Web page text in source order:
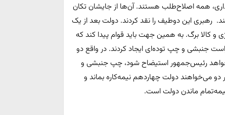
همه اصلاح‌طلب هستند. آن‌ها از جایشان تکان
رهبری این دوطیف را نقد کردند. دولت بعد از یک
کالا برگ. به همین جهت باید قوام پیدا کند که
جنبشی و چپ توده‌ای ایجاد کردند. در واقع دو
رئیس‌جمهور استیضاح شود، چپ جنبشی و
می‌خواهند دولت چهاردهم نیمه‌کاره بماند و
ماندن دولت است.